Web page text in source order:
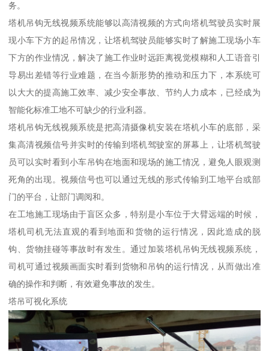
务。
塔机吊钩无线视频系统能够以高清视频的方式向塔机驾驶员实时展
现小车下方的起吊情况，让塔机驾驶员能够实时了解施工现场小车
下方的作业情况，解决了施工作业时远距离视觉模糊和人工语音引
导易出差错等行业难题，在当今新形势的推动和压力下，本系统可
以大大的提高施工效率、减少安全事故、节约人力成本，已经成为
智能化标准工地不可缺少的行业利器。
塔机吊钩无线视频系统是把高清摄像机安装在塔机小车的底部，采
集高清视频信号并实时的传输到塔机驾驶室的屏幕上，让塔机驾驶
员可以实时看到小车吊钩在地面和现场的施工情况，避免人眼观测
死角的出现。视频信号也可以通过无线的形式传输到工地平台或部
门的平台，让部门调阅和。
在工地施工现场由于盲区众多，特别是小车位于大臂远端的时候，
塔机司机无法直观的看到地面和货物的运行情况，因此造成的脱
钩、货物挂碰等事故时有发生。通过加装塔机吊钩无线视频系统，
司机可通过视频画面实时看到货物和吊钩的运行情况，从而做出准
确的操作和判断，有效避免事故的发生。
塔吊可视化系统